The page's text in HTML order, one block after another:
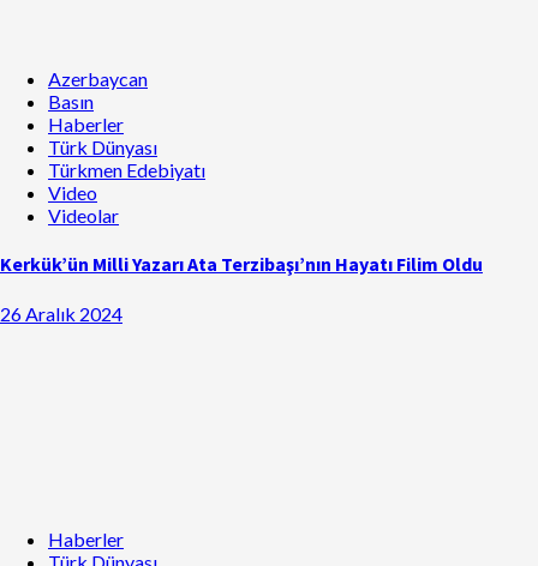
Azerbaycan
Basın
Haberler
Türk Dünyası
Türkmen Edebiyatı
Video
Videolar
Kerkük’ün Milli Yazarı Ata Terzibaşı’nın Hayatı Filim Oldu
26 Aralık 2024
Haberler